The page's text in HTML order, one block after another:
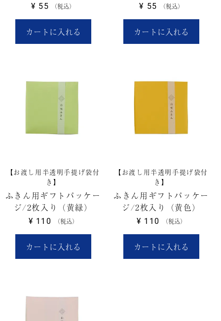
¥ 55 税込
カートに入れる
¥ 55 税込
カートに入れる
【お渡し用半透明手提げ袋付
き】
ふきん用ギフトパッケー
ジ/2枚入り（黄緑）
¥ 110 税込
カートに入れる
【お渡し用半透明手提げ袋付
き】
ふきん用ギフトパッケー
ジ/2枚入り（黄色）
¥ 110 税込
カートに入れる